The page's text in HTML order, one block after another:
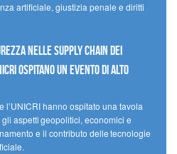
artificiale, giustizia penale e diritti
nelle supply chain dei
ospitano un evento di alto
l’UNICRI hanno ospitato una tavola
aspetti geopolitici, economici e
e il contributo delle tecnologie